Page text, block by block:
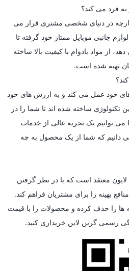
فرد می کند؟
در دنیای شخصی مشتری قرار می
جانبی موبایل ممتاز خود گرفته تا
از مواد بادوام با کیفیت بالا ساخته
تهیه شده است.
های خود عمل می کند و به ارزش های خود
تکنولوژی ساخته شده اند تا شما را در
توانیم یک تجربه عالی از خدمات
می دانیم که شما از یک محصول به چه
معتقد است که با در نظر گرفتن
بهینه را برای مشتریان فراهم کند.
ها را حذف کرده و محصولات را با قیمت
رسمی گرین لاین خریداری کنید.